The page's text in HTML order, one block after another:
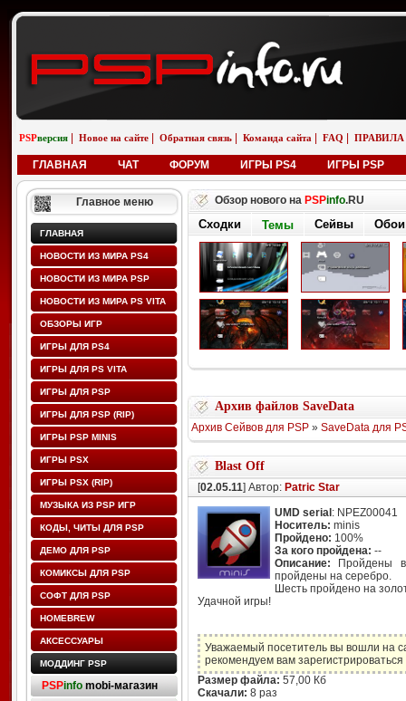
PSPверсия Новое на сайте Обратная связь Команда сайта FAQ ПРАВИЛА
ГЛАВНАЯ ЧАТ ФОРУМ ИГРЫ PS4 ИГРЫ PSP
Главное меню
ГЛАВНАЯ
НОВОСТИ ИЗ МИРА PS4
НОВОСТИ ИЗ МИРА PSP
НОВОСТИ ИЗ МИРА PS VITA
ОБЗОРЫ ИГР
ИГРЫ ДЛЯ PS4
ИГРЫ ДЛЯ PS VITA
ИГРЫ ДЛЯ PSP
ИГРЫ ДЛЯ PSP (RIP)
ИГРЫ PSP MINIS
ИГРЫ PSX
ИГРЫ PSX (RIP)
МУЗЫКА ИЗ PSP ИГР
КОДЫ, ЧИТЫ ДЛЯ PSP
ДЕМО ДЛЯ PSP
КОМИКСЫ ДЛЯ PSP
СОФТ ДЛЯ PSP
HOMEBREW
АКСЕССУАРЫ
МОДДИНГ PSP
PSPinfo mobi-магазин
Обзор нового на PSPinfo.RU
Сходки Темы Сейвы Обои
Архив файлов SaveData
Архив Сейвов для PSP» SaveData для
Blast Off
[02.05.11] Автор: Patric Star
UMD serial : NPEZ00041
Носитель: minis
Пройдено: 100%
За кого пройдена: --
Описание: Пройдены
пройдены на серебро.
Шесть пройдено на
Удачной игры!
Уважаемый посетитель вы вошли на
рекомендуем вам
Размер файла: 57,00 Кб
Скачали: 8 раз